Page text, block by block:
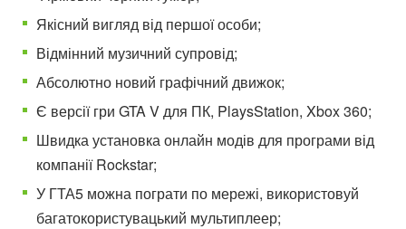
Якісний вигляд від першої особи;
Відмінний музичний супровід;
Абсолютно новий графічний движок;
Є версії гри GTA V для ПК, PlaysStation, Xbox 360;
Швидка установка онлайн модів для програми від
компанії Rockstar;
У ГТА5 можна пограти по мережі, використовуй
багатокористувацький мультиплеер;